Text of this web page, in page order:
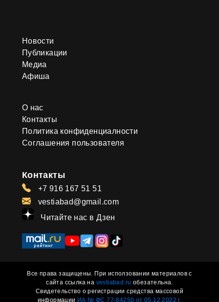
Новости
Публикации
Медиа
Афиша
О нас
Контакты
Политика конфиденциалности
Соглашения пользователя
Контакты
+7 916 167 51 51
vestiabad@gmail.com
Читайте нас в Дзен
Все права защищены. При исползовании материалов с
сайта ссылка на vestiabad.ru обезательна.
Свидетельство о регистрации средства массовой
информации ИА № ФС 77-84250 от 05.12.2022 г.